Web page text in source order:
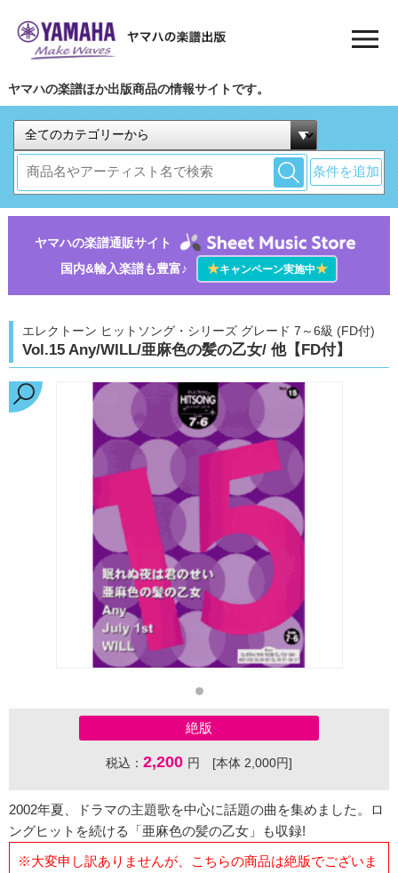
ヤマハの楽譜ほか出版商品の情報サイトです。
条件を追加
ヤマハの楽譜通販サイト
国内&輸入楽譜も豊富♪
★キャンペーン実施中★
エレクトーン ヒットソング・シリーズ グレード 7～6級 (FD付)
Vol.15 Any/WILL/亜麻色の髪の乙女/ 他【FD付】
絶版
税込： 2,200 円 [本体 2,000円]
2002年夏、ドラマの主題歌を中心に話題の曲を集めました。ロ
ングヒットを続ける「亜麻色の髪の乙女」も収録!
※大変申し訳ありませんが、こちらの商品は絶版でございま